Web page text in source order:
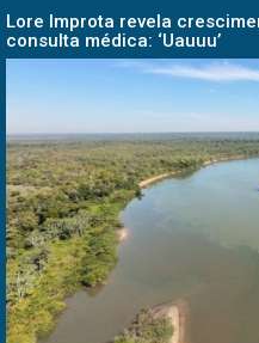
Lore Improta revela
consulta médica: ‘Uauuu’